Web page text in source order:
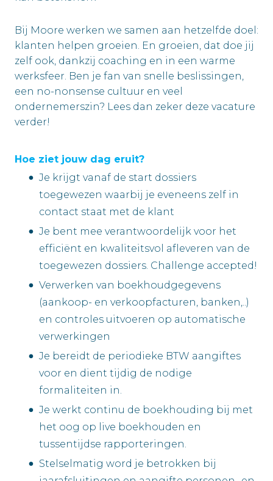
Bij Moore werken we samen aan hetzelfde doel:
klanten helpen groeien. En groeien, dat doe jij
zelf ook, dankzij coaching en in een warme
werksfeer. Ben je fan van snelle beslissingen,
een no-nonsense cultuur en veel
ondernemerszin? Lees dan zeker deze vacature
verder!
Hoe ziet jouw dag eruit?
Je krijgt vanaf de start dossiers
toegewezen waarbij je eveneens zelf in
contact staat met de klant
Je bent mee verantwoordelijk voor het
efficiënt en kwaliteitsvol afleveren van de
toegewezen dossiers. Challenge accepted!
Verwerken van boekhoudgegevens
(aankoop- en verkoopfacturen, banken,..)
en controles uitvoeren op automatische
verwerkingen
Je bereidt de periodieke BTW aangiftes
voor en dient tijdig de nodige
formaliteiten in.
Je werkt continu de boekhouding bij met
het oog op live boekhouden en
tussentijdse rapporteringen.
Stelselmatig word je betrokken bij